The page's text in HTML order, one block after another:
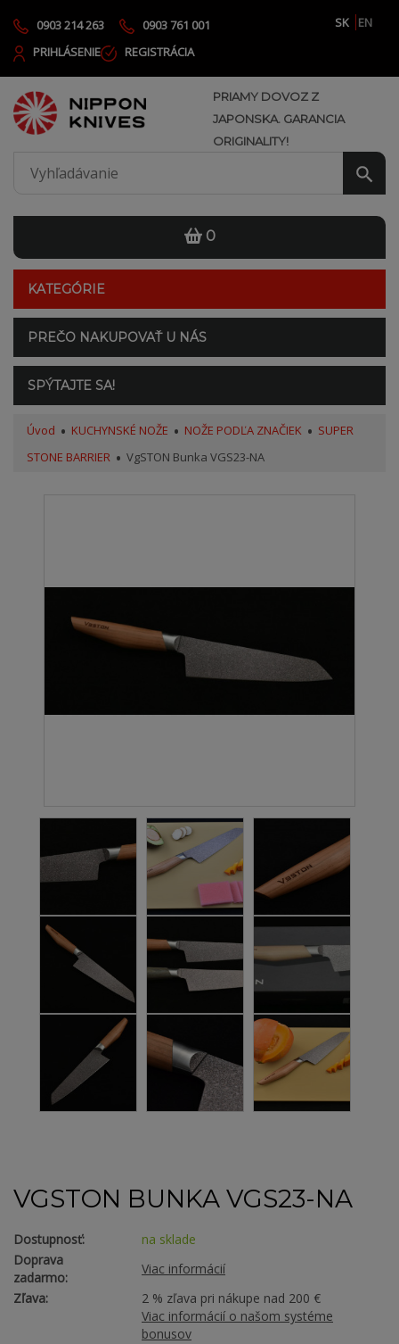
0903 214 263 0903 761 001 SK
EN
PRIHLÁSENIE
REGISTRÁCIA
PRIAMY DOVOZ Z
JAPONSKA. GARANCIA
ORIGINALITY!
0
KATEGÓRIE
PREČO NAKUPOVAŤ U NÁS
SPÝTAJTE SA!
Úvod KUCHYNSKÉ NOŽE NOŽE PODĽA ZNAČIEK
SUPER
STONE BARRIER
VgSTON Bunka VGS23-NA
VGSTON BUNKA VGS23-NA
Dostupnosť:
na sklade
Doprava
zadarmo:
Viac informácií
Zľava:
2 % zľava pri nákupe nad 200 €
Viac informácií o našom systéme
bonusov